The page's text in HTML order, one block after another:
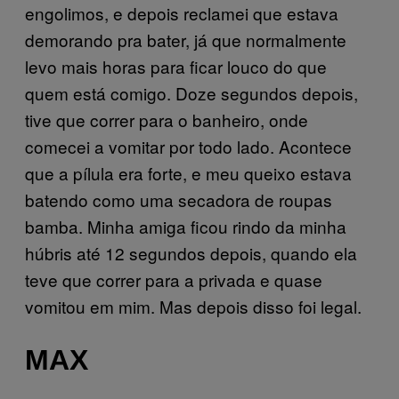
engolimos, e depois reclamei que estava
demorando pra bater, já que normalmente
levo mais horas para ficar louco do que
quem está comigo. Doze segundos depois,
tive que correr para o banheiro, onde
comecei a vomitar por todo lado. Acontece
que a pílula era forte, e meu queixo estava
batendo como uma secadora de roupas
bamba. Minha amiga ficou rindo da minha
húbris até 12 segundos depois, quando ela
teve que correr para a privada e quase
vomitou em mim. Mas depois disso foi legal.
MAX